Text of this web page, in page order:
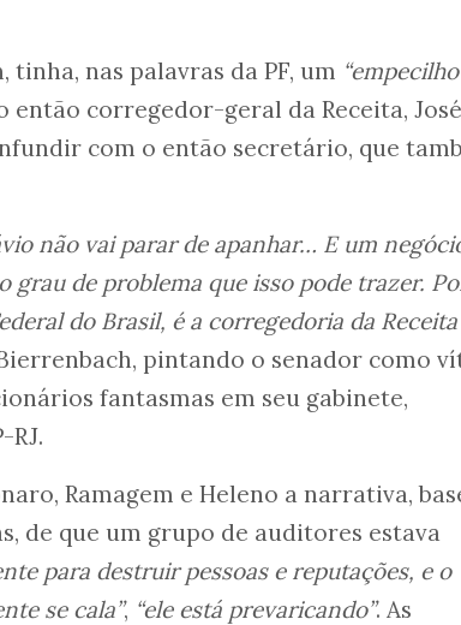
tinha, nas palavras da PF, um
então corregedor-geral da Receita, José
com o então secretário, que
não vai parar de apanhar… E um
grau de problema que isso pode trazer.
do Brasil, é a corregedoria da Receita
pintando o senador como
fantasmas em seu gabinete,
RJ.
Ramagem e Heleno a narrativa,
de que um grupo de auditores estava
para destruir pessoas e reputações, e o
se cala”, “ele está prevaricando”. As